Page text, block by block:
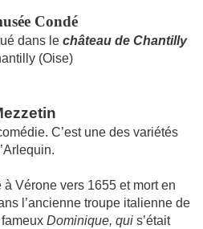
Condé
dans le château de Chantilly
(Oise)
C’est une des variétés
à Vérone vers 1655 et mort en
l’ancienne troupe italienne de
Dominique, qui s’était